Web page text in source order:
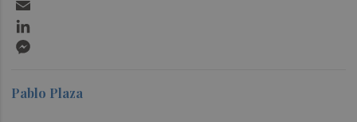
Pablo Plaza